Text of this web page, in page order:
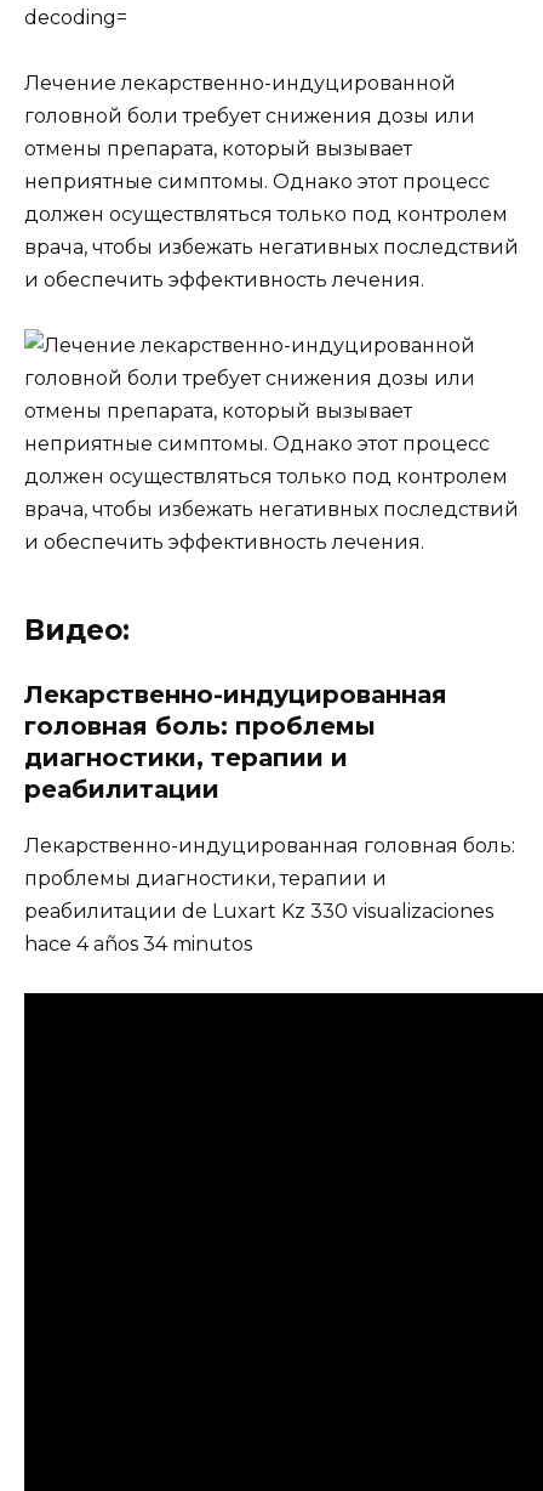
Лечение лекарственно-индуцированной
головной боли требует снижения дозы или
отмены препарата, который вызывает
неприятные симптомы. Однако этот процесс
должен осуществляться только под контролем
врача, чтобы избежать негативных последствий
и обеспечить эффективность лечения.
Видео:
Лекарственно-индуцированная
головная боль: проблемы
диагностики, терапии и
реабилитации
Лекарственно-индуцированная головная боль:
проблемы диагностики, терапии и
реабилитации de Luxart Kz 330 visualizaciones
hace 4 años 34 minutos